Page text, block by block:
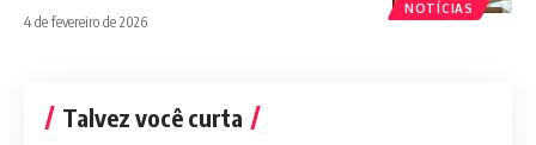
NOTÍCIAS
4 de fevereiro de 2026
Talvez você curta